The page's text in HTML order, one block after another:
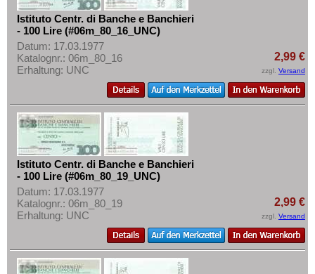
Istituto Centr. di Banche e Banchieri
- 100 Lire (#06m_80_16_UNC)
Datum: 17.03.1977
Katalognr.: 06m_80_16
Erhaltung: UNC
2,99 €
zzgl. Versand
Istituto Centr. di Banche e Banchieri
- 100 Lire (#06m_80_19_UNC)
Datum: 17.03.1977
Katalognr.: 06m_80_19
Erhaltung: UNC
2,99 €
zzgl. Versand